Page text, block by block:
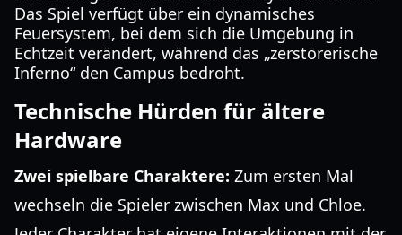
Das Spiel verfügt über ein dynamisches
Feuersystem, bei dem sich die Umgebung in
Echtzeit verändert, während das „zerstörerische
Inferno“ den Campus bedroht.
Technische Hürden für ältere
Hardware
Zwei spielbare Charaktere: Zum ersten Mal
wechseln die Spieler zwischen Max und Chloe.